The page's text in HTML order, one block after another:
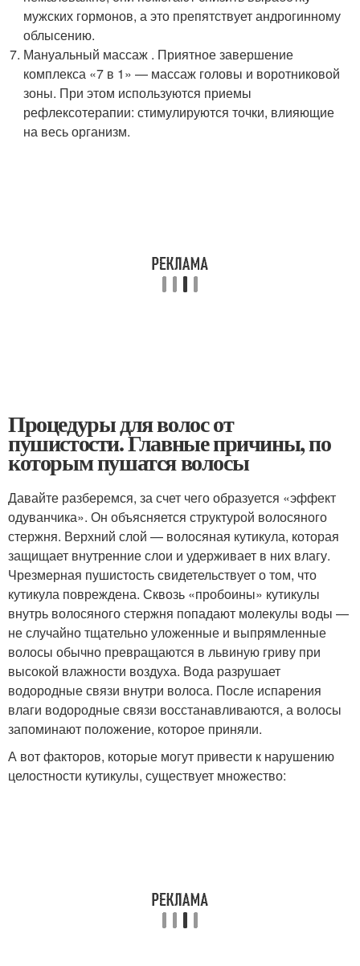
мужских гормонов, а это препятствует андрогинному
облысению.
Мануальный массаж . Приятное завершение
комплекса «7 в 1» — массаж головы и воротниковой
зоны. При этом используются приемы
рефлексотерапии: стимулируются точки, влияющие
на весь организм.
Процедуры для волос от
пушистости. Главные причины, по
которым пушатся волосы
Давайте разберемся, за счет чего образуется «эффект
одуванчика». Он объясняется структурой волосяного
стержня. Верхний слой — волосяная кутикула, которая
защищает внутренние слои и удерживает в них влагу.
Чрезмерная пушистость свидетельствует о том, что
кутикула повреждена. Сквозь «пробоины» кутикулы
внутрь волосяного стержня попадают молекулы воды —
не случайно тщательно уложенные и выпрямленные
волосы обычно превращаются в львиную гриву при
высокой влажности воздуха. Вода разрушает
водородные связи внутри волоса. После испарения
влаги водородные связи восстанавливаются, а волосы
запоминают положение, которое приняли.
А вот факторов, которые могут привести к нарушению
целостности кутикулы, существует множество: